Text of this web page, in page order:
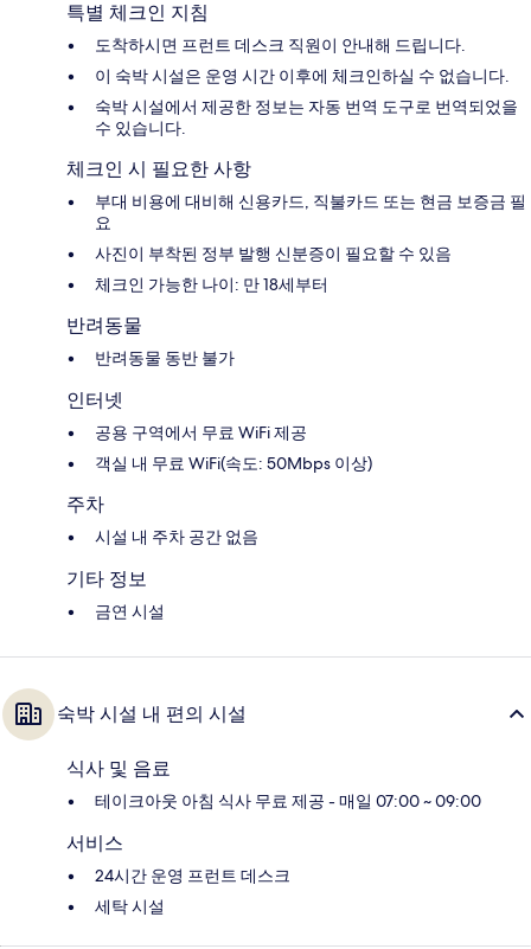
특별 체크인 지침
도착하시면 프런트 데스크 직원이 안내해 드립니다.
이 숙박 시설은 운영 시간 이후에 체크인하실 수 없습니다.
숙박 시설에서 제공한 정보는 자동 번역 도구로 번역되었을
수 있습니다.
체크인 시 필요한 사항
부대 비용에 대비해 신용카드, 직불카드 또는 현금 보증금 필
요
사진이 부착된 정부 발행 신분증이 필요할 수 있음
체크인 가능한 나이: 만 18세부터
반려동물
반려동물 동반 불가
인터넷
공용 구역에서 무료 WiFi 제공
객실 내 무료 WiFi(속도: 50Mbps 이상)
주차
시설 내 주차 공간 없음
기타 정보
금연 시설
숙박 시설 내 편의 시설
식사 및 음료
테이크아웃 아침 식사 무료 제공 - 매일 07:00 ~ 09:00
서비스
24시간 운영 프런트 데스크
세탁 시설